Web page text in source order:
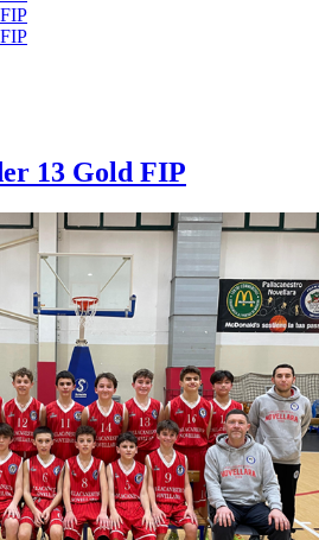
13 Gold FIP